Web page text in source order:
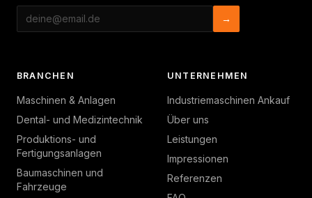
→
BRANCHEN
Maschinen & Anlagen
Dental- und Medizintechnik
Produktions- und
Fertigungsanlagen
Baumaschinen und
Fahrzeuge
UNTERNEHMEN
Industriemaschinen Ankauf
Über uns
Leistungen
Impressionen
Referenzen